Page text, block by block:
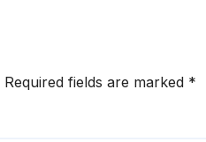
Required fields are marked *